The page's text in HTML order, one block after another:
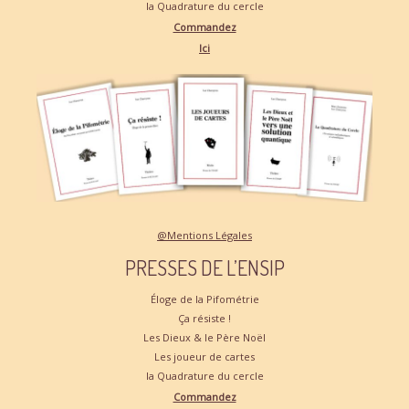
la Quadrature du cercle
Commandez
Ici
@Mentions Légales
PRESSES DE L’ENSIP
Éloge de la Pifométrie
Ça résiste !
Les Dieux & le Père Noël
Les joueur de cartes
la Quadrature du cercle
Commandez